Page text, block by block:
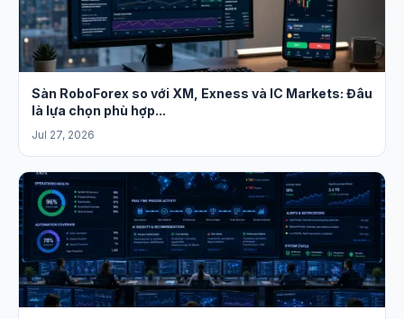
Sàn RoboForex so với XM, Exness và IC Markets: Đâu
là lựa chọn phù hợp...
Jul 27, 2026